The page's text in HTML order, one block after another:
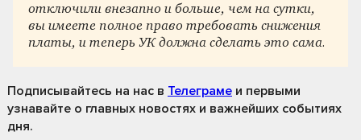
отключили внезапно и больше, чем на сутки,
вы имеете полное право требовать снижения
платы, и теперь УК должна сделать это сама.
Подписывайтесь на нас в Телеграме и первыми
узнавайте о главных новостях и важнейших событиях
дня.